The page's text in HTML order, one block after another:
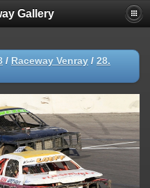
Gallery
/ Raceway Venray / 28.